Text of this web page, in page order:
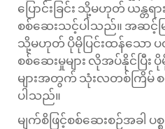
ပြောင်းခြင်း သို့မဟုတ် ယန္တရ
စစ်ဆေးသင့်ပါသည်။ အဆင့်မြ
သို့မဟုတ် ပိုမိုပြင်းထန်သော ပ
စစ်ဆေးမှုများ လိုအပ်နိုင်ပြီး
များအတွက် သုံးလတစ်ကြိမ် စ
ပါသည်။
မျက်စိဖြင့်စစ်ဆေးစဉ်အခါ ပ